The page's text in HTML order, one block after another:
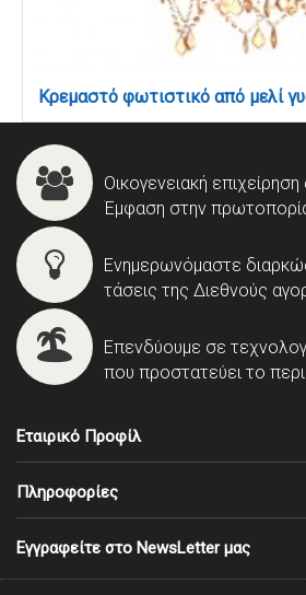
Οικογενειακή
Έμφαση στην
Ενημερωνόμαστε
τάσεις της Διεθνούς
Επενδύουμε σε
που προστατεύει το
Εταιρικό Προφίλ
Πληροφορίες
Εγγραφείτε στο NewsLetter μας